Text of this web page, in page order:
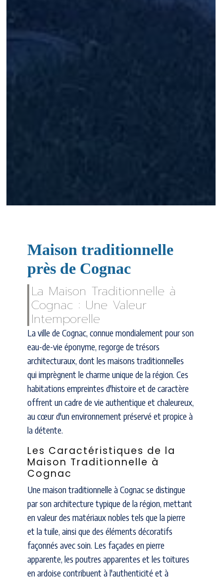
Maison traditionnelle
près de Cognac
La Maison Traditionnelle à
Cognac : Une Valeur
Intemporelle
La ville de Cognac, connue mondialement pour son
eau-de-vie éponyme, regorge de trésors
architecturaux, dont les maisons traditionnelles
qui imprègnent le charme unique de la région. Ces
habitations empreintes d'histoire et de caractère
offrent un cadre de vie authentique et chaleureux,
au cœur d'un environnement préservé et propice à
la détente.
Les Caractéristiques de la
Maison Traditionnelle à
Cognac
Une maison traditionnelle à Cognac se distingue
par son architecture typique de la région, mettant
en valeur des matériaux nobles tels que la pierre
et la tuile, ainsi que des éléments décoratifs
façonnés avec soin. Les façades en pierre
apparente, les poutres apparentes et les toitures
en ardoise contribuent à l'authenticité et à